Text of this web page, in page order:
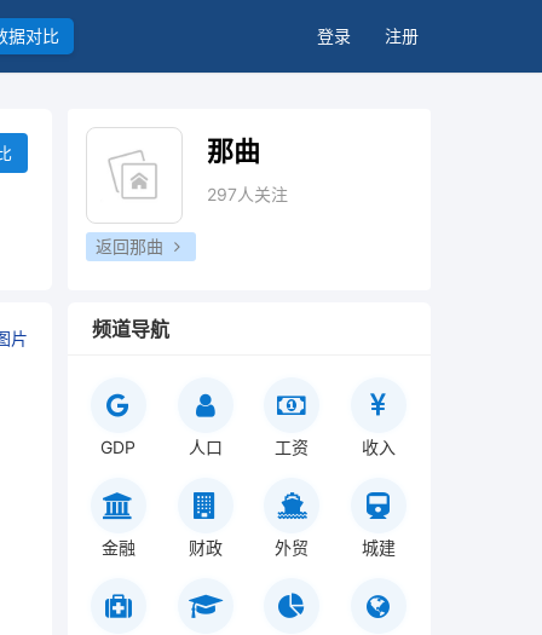
据对比 登录 注册
片
那曲
297人关注
返回那曲
频道导航
GDP 人口 工资 收入
金融 财政 外贸 城建